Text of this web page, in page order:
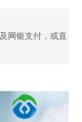
网银支付，或直